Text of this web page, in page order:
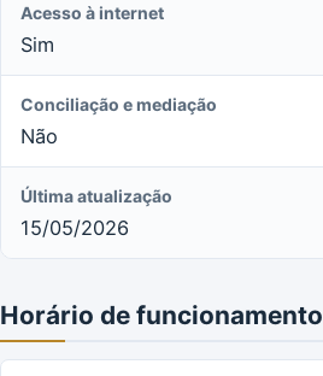
Acesso à internet
Sim
Conciliação e mediação
Não
Última atualização
15/05/2026
Horário de funcionamento